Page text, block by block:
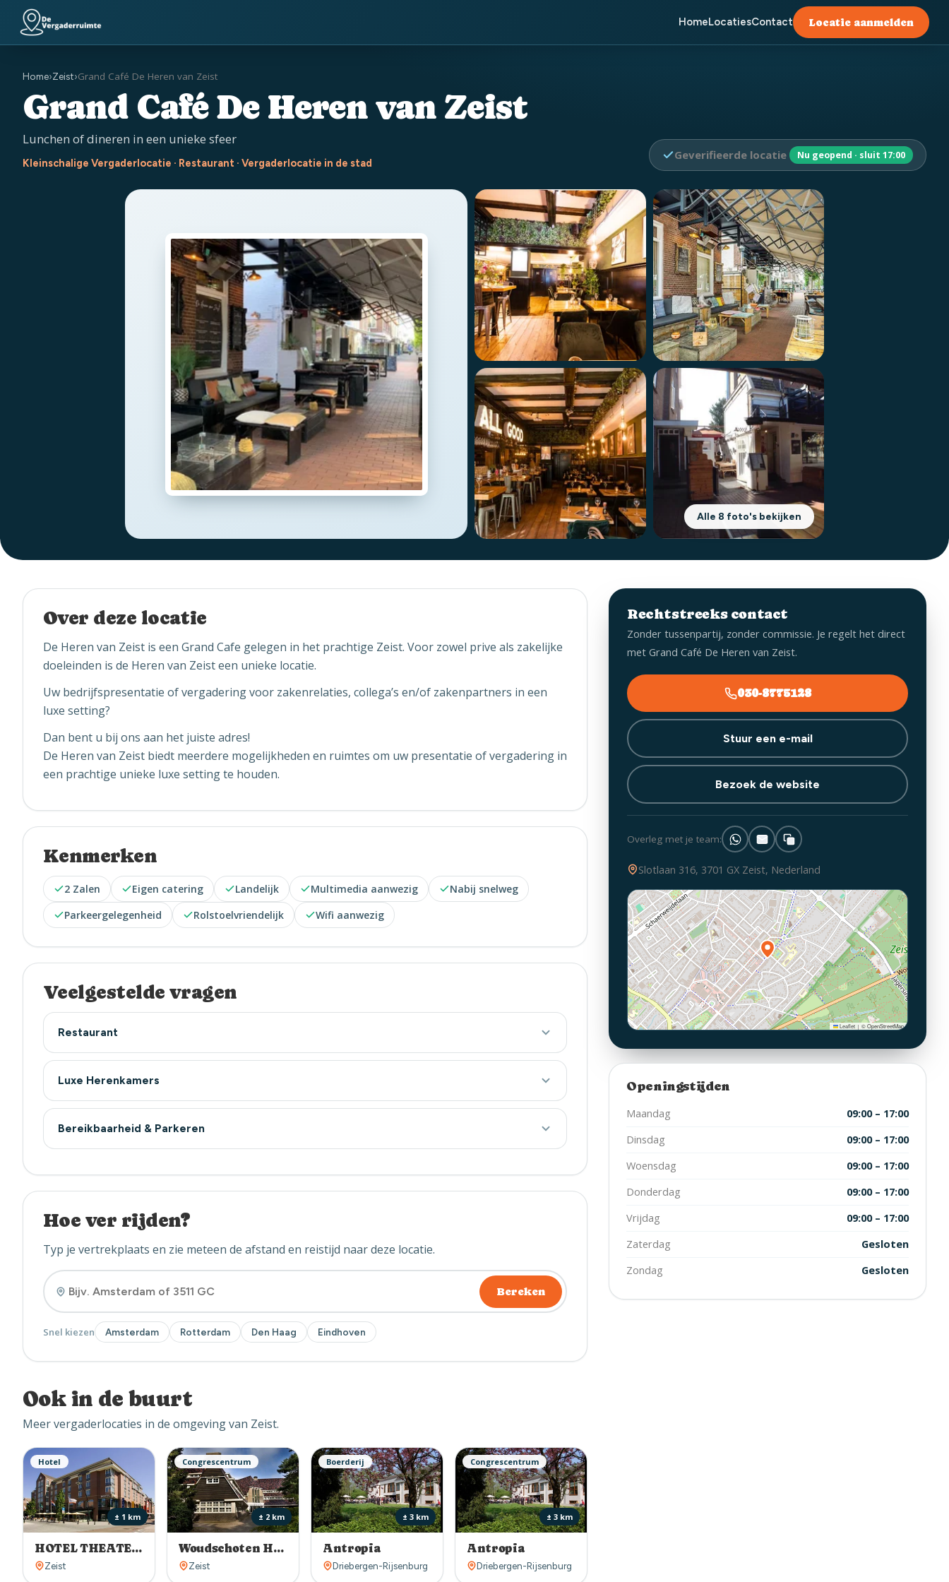
HomeLocatiesContact Locatie aanmelden
Home›Zeist›Grand Café De Heren van Zeist
Grand Café De Heren van Zeist
Lunchen of dineren in een unieke sfeer
Kleinschalige Vergaderlocatie · Restaurant · Vergaderlocatie in de stad
Geverifieerde locatie Nu geopend · sluit 17:00
Alle 8 foto's bekijken
Over deze locatie
De Heren van Zeist is een Grand Cafe gelegen in het prachtige Zeist. Voor zowel prive als zakelijke
doeleinden is de Heren van Zeist een unieke locatie.
Uw bedrijfspresentatie of vergadering voor zakenrelaties, collega’s en/of zakenpartners in een
luxe setting?
Dan bent u bij ons aan het juiste adres!
De Heren van Zeist biedt meerdere mogelijkheden en ruimtes om uw presentatie of vergadering in
een prachtige unieke luxe setting te houden.
Kenmerken
2 Zalen Eigen catering Landelijk Multimedia aanwezig
Nabij snelweg
Parkeergelegenheid
Rolstoelvriendelijk Wifi aanwezig
Veelgestelde vragen
Restaurant
Luxe Herenkamers
Bereikbaarheid & Parkeren
Hoe ver rijden?
Typ je vertrekplaats en zie meteen de afstand en reistijd naar deze locatie.
Bereken
Snel kiezen Amsterdam Rotterdam Den Haag Eindhoven
Ook in de buurt
Meer vergaderlocaties in de omgeving van Zeist.
Hotel
± 1 km
HOTEL THEATER FIGI
Zeist
Congrescentrum
± 2 km
Woudschoten Hotel & Conferentiecentrum
Zeist
Boerderij
± 3 km
Antropia
Driebergen-Rijsenburg
Congrescentrum
± 3 km
Antropia
Driebergen-Rijsenburg
Rechtstreeks contact
Zonder tussenpartij, zonder commissie. Je regelt het direct
met Grand Café De Heren van Zeist.
030-8775128
Stuur een e-mail
Bezoek de website
Overleg met je team:
Slotlaan 316, 3701 GX Zeist, Nederland
Leaflet | © OpenStreetMap
Openingstijden
Maandag
09:00 – 17:00
Dinsdag
09:00 – 17:00
Woensdag
09:00 – 17:00
Donderdag
09:00 – 17:00
Vrijdag
09:00 – 17:00
Zaterdag
Gesloten
Zondag
Gesloten